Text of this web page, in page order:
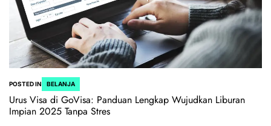
POSTED IN BELANJA
Urus Visa di GoVisa: Panduan Lengkap Wujudkan Liburan
Impian 2025 Tanpa Stres